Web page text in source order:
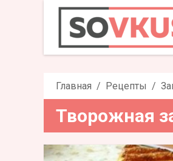
Главная Рецепты
Творожная